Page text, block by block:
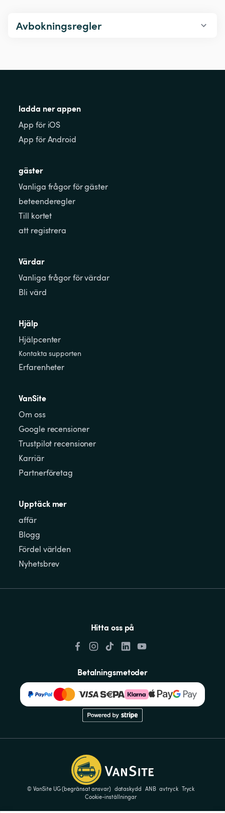
Avbokningsregler
ladda ner appen
App för iOS
App för Android
gäster
Vanliga frågor för gäster
beteenderegler
Till kortet
att registrera
Värdar
Vanliga frågor för värdar
Bli värd
Hjälp
Hjälpcenter
Kontakta supporten
Erfarenheter
VanSite
Om oss
Google recensioner
Trustpilot recensioner
Karriär
Partnerföretag
Upptäck mer
affär
Blogg
Fördel världen
Nyhetsbrev
Hitta oss på
Betalningsmetoder
© VanSite UG (begränsat ansvar) dataskydd ANB avtryck Tryck
Cookie-inställningar